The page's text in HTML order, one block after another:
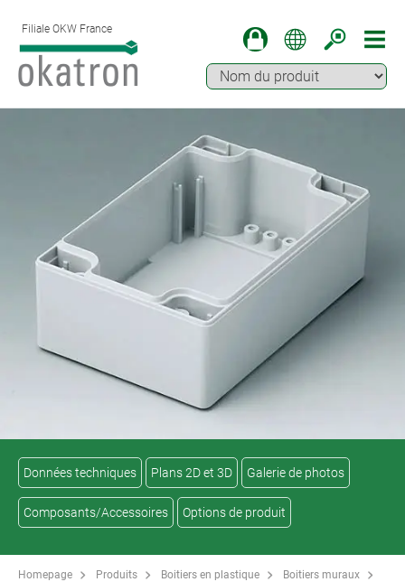
Filiale OKW France
Données techniques Plans 2D et 3D Galerie de photos
Composants/Accessoires Options de produit
Homepage Produits Boitiers en plastique
Boitiers muraux